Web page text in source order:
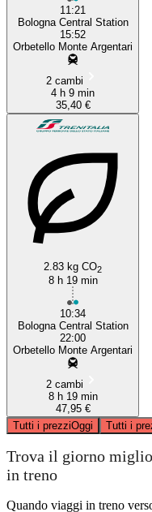
11:21
Bologna Central Station
15:52
Orbetello Monte Argentari
2 cambi
4 h 9 min
35,40 €
2.83 kg CO2
8 h 19 min
10:34
Bologna Central Station
22:00
Orbetello Monte Argentari
2 cambi
8 h 19 min
47,95 €
Tutti i prezziOggi Tutti i
Trova il giorno
in treno
Quando viaggi in treno